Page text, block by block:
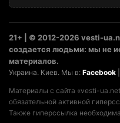
21+ | © 2012-2026 vesti-
создается людьми: мы не
материалов.
Украина. Киев. Мы в: Facebook
Материалы с сайта «vesti-
обязательной активной
Также гиперссылка